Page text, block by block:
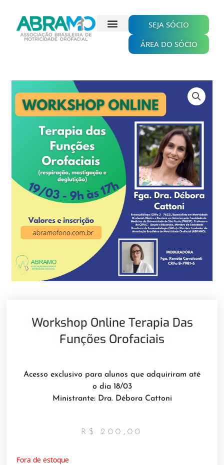
conteúdo
SEJA SÓCIO
ÁREA DO SÓCIO
Workshop Online Terapia Das
Funções Orofaciais
Acesso exclusivo para alunos que adquiriram até
o dia 18/03
Ministrante: Dra. Débora Cattoni
R$ 200,00
Fora de estoque